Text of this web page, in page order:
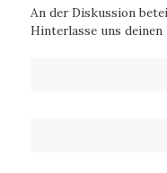
An der Diskussion
Hinterlasse uns deinen